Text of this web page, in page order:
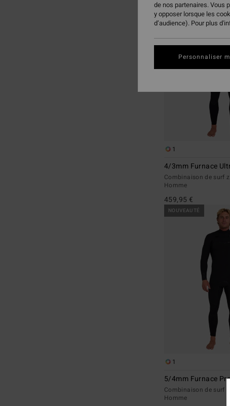
aux
critères
filtrage
recherche
a
trier
1
4/3mm Furnace
Combinaison de surf
Homme
459,95 €
NOUVEAUTÉ
1
5/4mm Furnace
Combinaison de surf
Homme
de nos partenaires. Vous
y opposer lorsque les
d’audience). Pour plus
Personnaliser